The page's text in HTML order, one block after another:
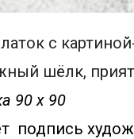
с
шёлк,
90 х 90
подпись